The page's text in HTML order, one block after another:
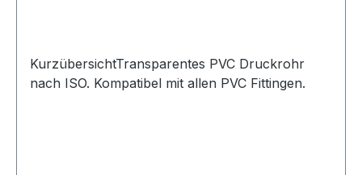
KurzübersichtTransparentes PVC Druckrohr
nach ISO. Kompatibel mit allen PVC Fittingen.